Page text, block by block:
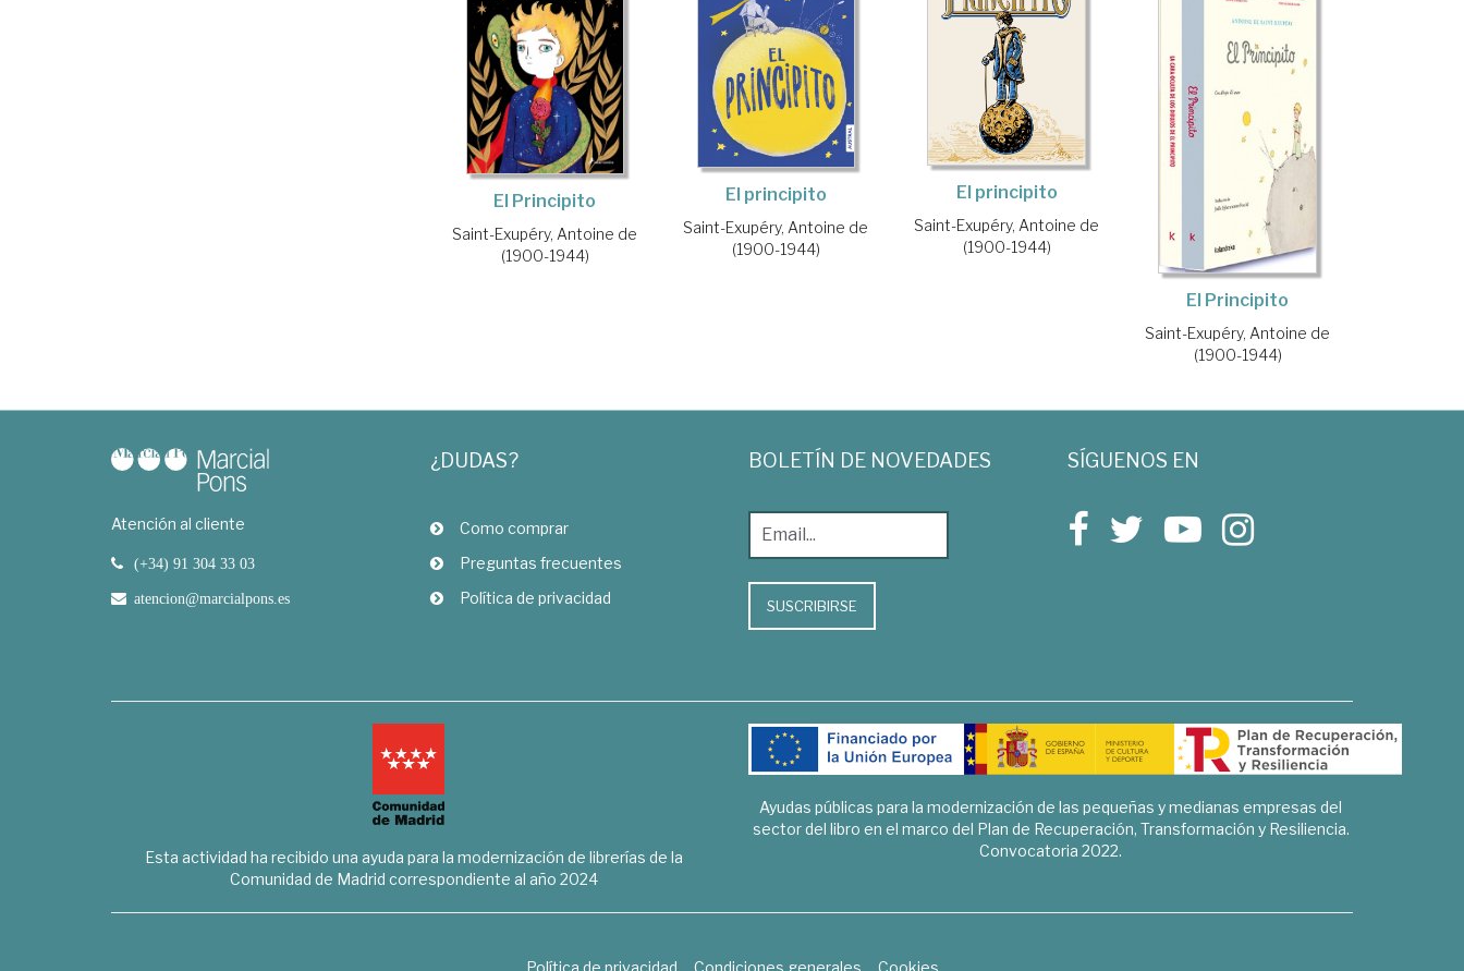
El Principito
Saint-Exupéry, Antoine de
(1900-1944)
El principito
Saint-Exupéry, Antoine de
(1900-1944)
El principito
Saint-Exupéry, Antoine de
(1900-1944)
El Principito
Saint-Exupéry, Antoine de
(1900-1944)
Atención al cliente
(+34) 91 304 33 03
atencion@marcialpons.es
¿DUDAS?
Como comprar
Preguntas frecuentes
Política de privacidad
BOLETÍN DE NOVEDADES
SUSCRIBIRSE
SÍGUENOS EN
Esta actividad ha recibido una ayuda para la modernización de librerías de la
Comunidad de Madrid correspondiente al año 2024
Ayudas públicas para la modernización de las pequeñas y medianas empresas del
sector del libro en el marco del Plan de Recuperación, Transformación y Resiliencia.
Convocatoria 2022.